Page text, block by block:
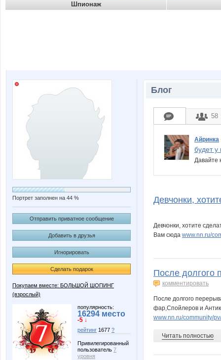
Шпионаж
Портрет заполнен на 44 %
Отправить приватное сообщение
Добавить в друзья
Игнорировать
Сделать подарок
Покупаем вместе: БОЛЬШОЙ ШОПИНГ
(взрослый)
популярность:
16294 место
-5 ↓
рейтинг 1677 ?
Привилегированный
пользователь 7
уровня
Блог
58
Айринка
будет у
Давайте
Девчонки,
Девчонки, хотите
Вам сюда www.nn.ru/
После долгого
комментировать
После долгого
фар,Спойлеров и
www.nn.ru/community/
Читать полностью